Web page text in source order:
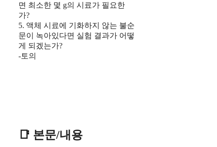
면 최소한 몇 g의 시료가 필요한
가?
5. 액체 시료에 기화하지 않는 불순
문이 녹아있다면 실험 결과가 어떻
게 되겠는가?
-토의
📑 본문/내용